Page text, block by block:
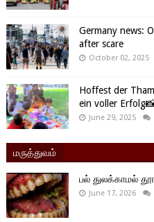
Germany news:
after scare
October 02, 2025
Hoffest der
ein voller
June 29, 2025
மருத்துவம்
பல் துலக்காமல்
June 17, 2026